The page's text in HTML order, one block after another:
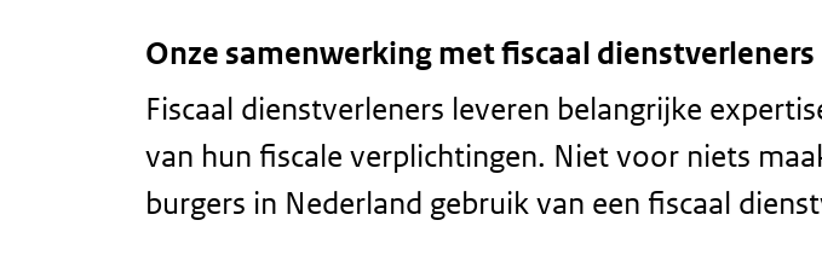
Onze samenwerking met fiscaal dienstverleners
Fiscaal dienstverleners leveren belangrijke
van hun fiscale verplichtingen. Niet voor niets
burgers in Nederland gebruik van een fiscaal